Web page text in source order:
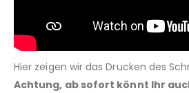
Hier zeigen wir das Drucken des
Achtung, ab sofort könnt Ihr auch